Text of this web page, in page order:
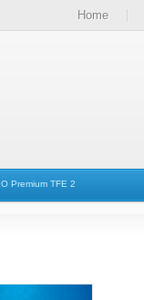
Home
Premium TFE 2